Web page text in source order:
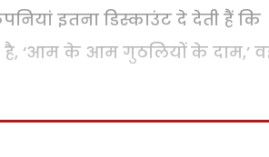
इतना डिस्काउंट दे देती हैं कि
है, ‘आम के आम गुठलियों के दाम,’